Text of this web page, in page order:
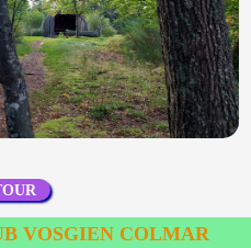
VOSGIEN COLMAR